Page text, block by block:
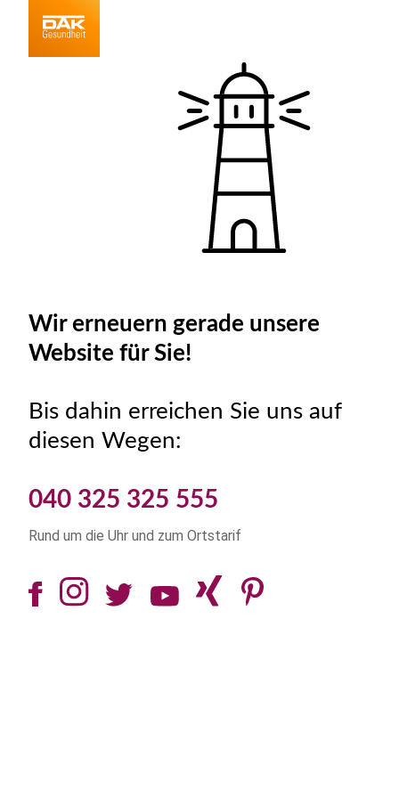
Wir erneuern gerade unsere
Website für Sie!
Bis dahin erreichen Sie uns auf
diesen Wegen:
040 325 325 555
Rund um die Uhr und zum Ortstarif